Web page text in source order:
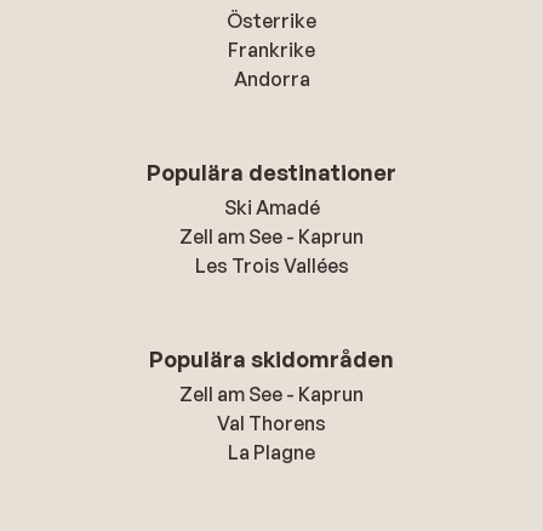
Österrike
Frankrike
Andorra
Populära destinationer
Ski Amadé
Zell am See - Kaprun
Les Trois Vallées
Populära skidområden
Zell am See - Kaprun
Val Thorens
La Plagne